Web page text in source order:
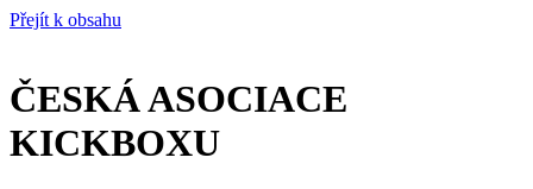
Přejít k obsahu
ČESKÁ ASOCIACE
KICKBOXU